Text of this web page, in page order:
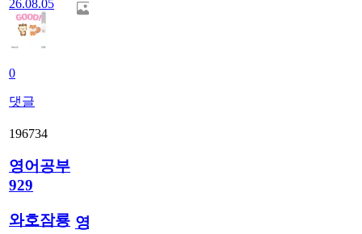
26.08.05
0
댓글
196734
영어공부
929
와호잠룡 영